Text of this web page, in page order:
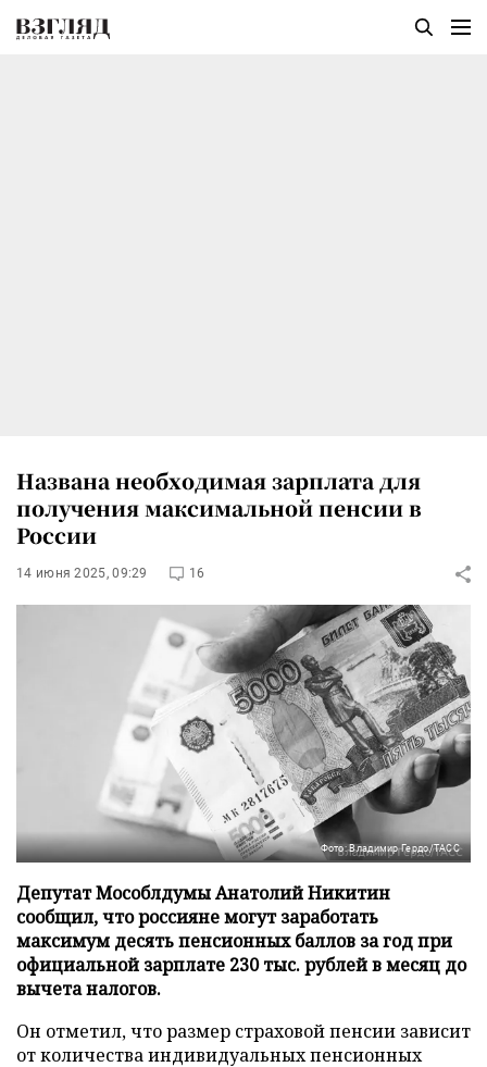
Названа необходимая зарплата для
получения максимальной пенсии в
России
14 июня 2025, 09:29 16
Фото: Владимир Гердо/ТАСС
Депутат Мособлдумы Анатолий Никитин
сообщил, что россияне могут заработать
максимум десять пенсионных баллов за год при
официальной зарплате 230 тыс. рублей в месяц до
вычета налогов.
Он отметил, что размер страховой пенсии зависит
от количества индивидуальных пенсионных